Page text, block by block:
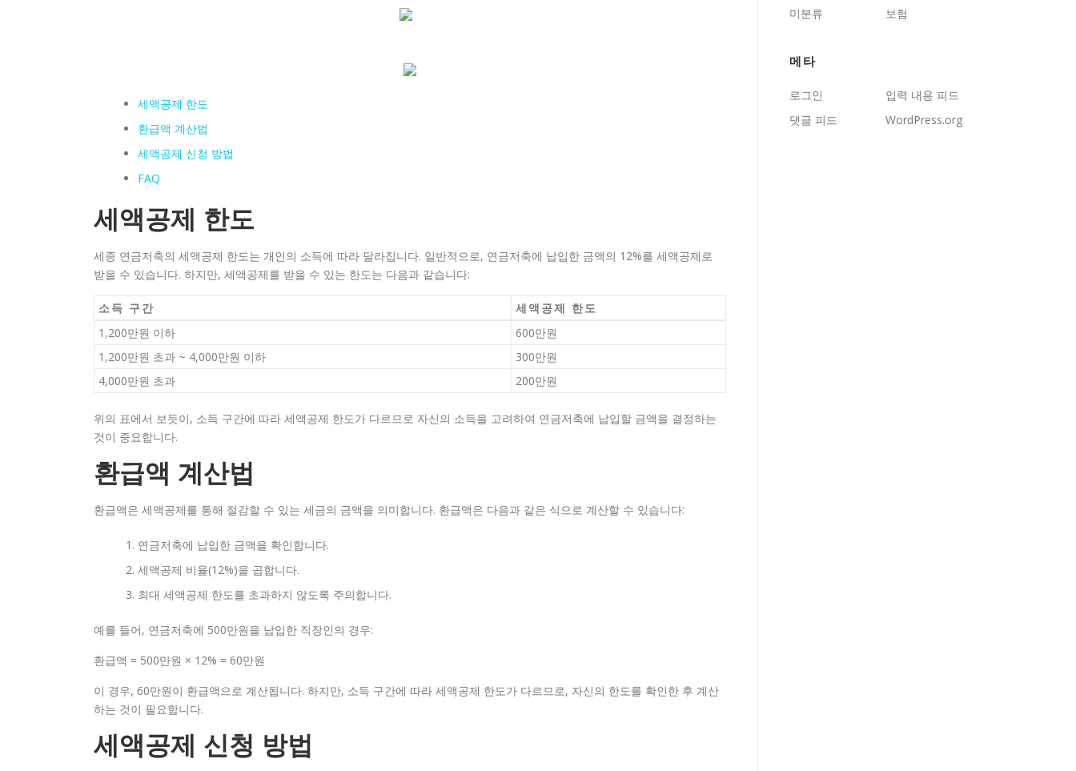
세액공제 한도
환급액 계산법
세액공제 신청 방법
FAQ
세액공제 한도
세종 연금저축의 세액공제 한도는 개인의 소득에 따라 달라집니다. 일반적으로, 연금저축에 납입한 금액의 12%를 세액공제로
받을 수 있습니다. 하지만, 세액공제를 받을 수 있는 한도는 다음과 같습니다:
소득 구간
세액공제 한도
1,200만원 이하
600만원
1,200만원 초과 ~ 4,000만원 이하
300만원
4,000만원 초과
200만원
위의 표에서 보듯이, 소득 구간에 따라 세액공제 한도가 다르므로 자신의 소득을 고려하여 연금저축에 납입할 금액을 결정하는
것이 중요합니다.
환급액 계산법
환급액은 세액공제를 통해 절감할 수 있는 세금의 금액을 의미합니다. 환급액은 다음과 같은 식으로 계산할 수 있습니다:
연금저축에 납입한 금액을 확인합니다.
세액공제 비율(12%)을 곱합니다.
최대 세액공제 한도를 초과하지 않도록 주의합니다.
예를 들어, 연금저축에 500만원을 납입한 직장인의 경우:
환급액 = 500만원 × 12% = 60만원
이 경우, 60만원이 환급액으로 계산됩니다. 하지만, 소득 구간에 따라 세액공제 한도가 다르므로, 자신의 한도를 확인한 후 계산
하는 것이 필요합니다.
세액공제 신청 방법
미분류 보험
메타
로그인
입력 내용 피드
댓글 피드
WordPress.org